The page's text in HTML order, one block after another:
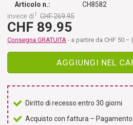
Articolo n.:
CH8582
invece di1 CHF 269.95
CHF 89.95
Consegna GRATUITA - a partire da CHF 50.–
AGGIUNGI NEL
Diritto di recesso entro 30 giorni
Acquisto con fattura –